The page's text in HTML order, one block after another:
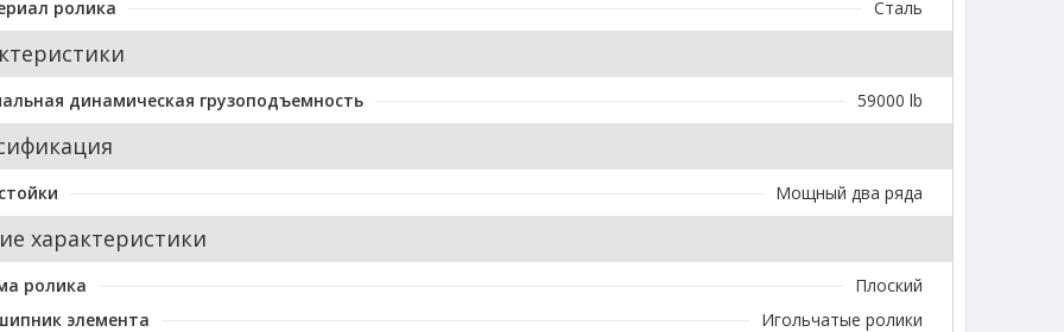
ролика Сталь
динамическая грузоподъемность 59000 lb
Мощный два ряда
характеристики
ролика
Плоский
элемента
Игольчатые ролики